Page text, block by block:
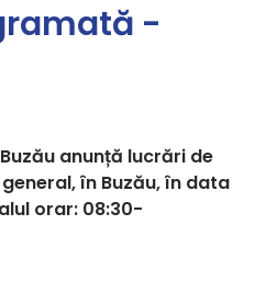
-
anunță lucrări de
în Buzău, în data
orar: 08:30-